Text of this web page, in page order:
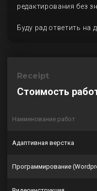
редактирования без
Буду рад ответить на
Receipt
Стоимость
Наименование работ
Адаптивная верстка
Программирование